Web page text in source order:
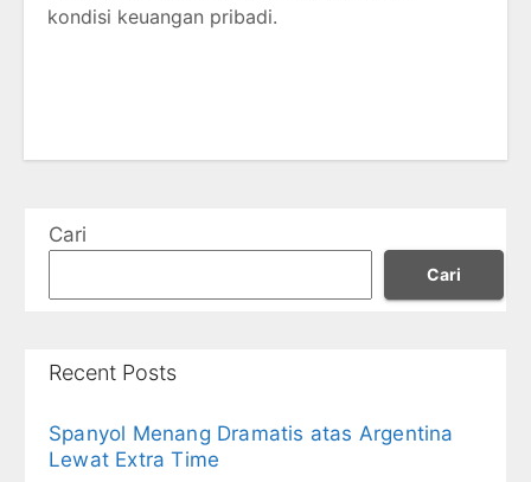
kondisi keuangan pribadi.
Cari
Cari
Recent Posts
Spanyol Menang Dramatis atas Argentina
Lewat Extra Time